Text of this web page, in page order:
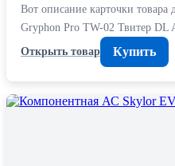
Вот описание карточки товара
Gryphon Pro TW-02 Твитер DL
Открыть товар
Купить